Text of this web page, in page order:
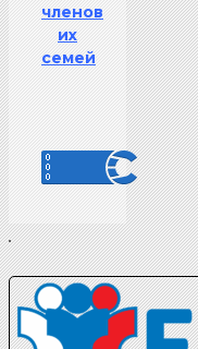
членов
их
семей